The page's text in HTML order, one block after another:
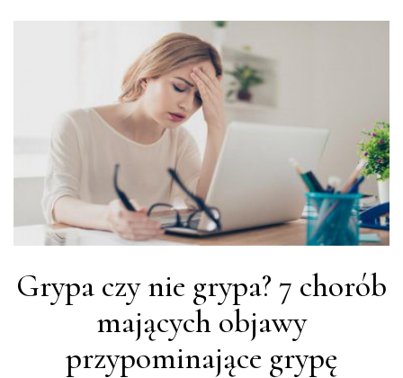
Grypa czy nie grypa? 7 chorób
mających objawy
przypominające grypę